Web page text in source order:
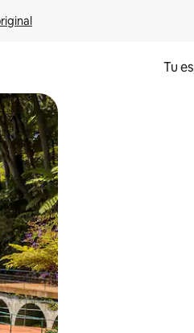
Tu
tocando y deslizando la pantalla.